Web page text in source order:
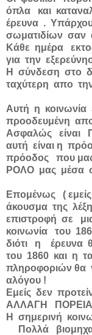
όπλα και
έρευνα .
σωματιδίων σαν
Κάθε ημέρα
για την
Η σύνδεση στο
ταχύτερη απο
Αυτή η κοινωνία
προοδευμένη
Ασφαλώς είναι
αυτή είναι η
πρόοδος που
ΡΟΛΟ μας μέσα
Επομένως (
άκουσμα της
επιστροφή σε
κοινωνία του
διότι η έρευνα
του 1860 και η
πληροφοριών θα
αλόγου !
Εμείς δεν
ΑΛΛΑΓΗ
Η σημερινή
Πολλά